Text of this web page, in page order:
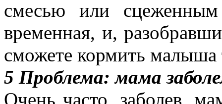
смесью или
временная, и,
сможете кормить
5 Проблема: мама
Очень часто, заболев,